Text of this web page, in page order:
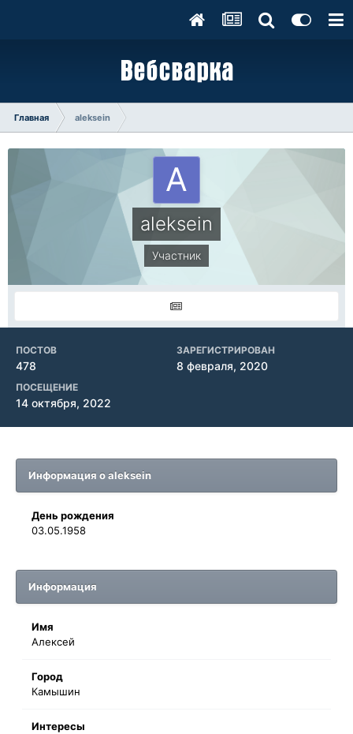
Главная aleksein
aleksein
Участник
ПОСТОВ
478
ЗАРЕГИСТРИРОВАН
8 февраля, 2020
ПОСЕЩЕНИЕ
14 октября, 2022
Информация о aleksein
День рождения
03.05.1958
Информация
Имя
Алексей
Город
Камышин
Интересы